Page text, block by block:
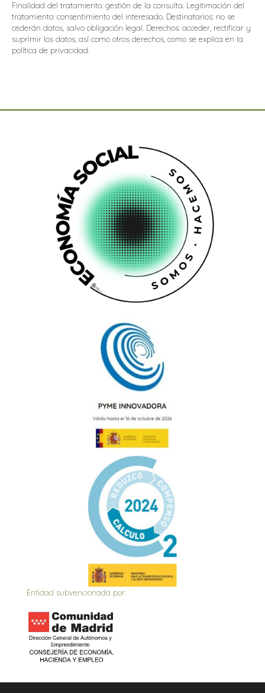
Finalidad del tratamiento: gestión de la consulta. Legitimación del
tratamiento: consentimiento del interesado. Destinatarios: no se
cederán datos, salvo obligación legal. Derechos: acceder, rectificar y
suprimir los datos, así como otros derechos, como se explica en la
política de privacidad.
Entidad subvencionada por: